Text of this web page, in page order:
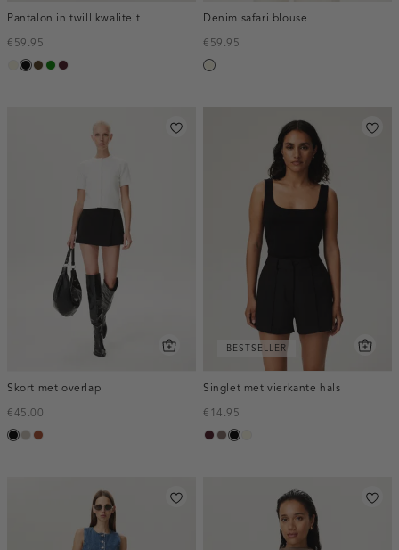
Pantalon in twill kwaliteit
€59.95
ecru
zwart
toffee
groenpruim,
Denim safari blouse
€59.95
ecru
Skort met overlap
€45.00
zwart
taupe,
bruin
BESTSELLER
Singlet met vierkante hals
€14.95
pruim,
taupe
zwart